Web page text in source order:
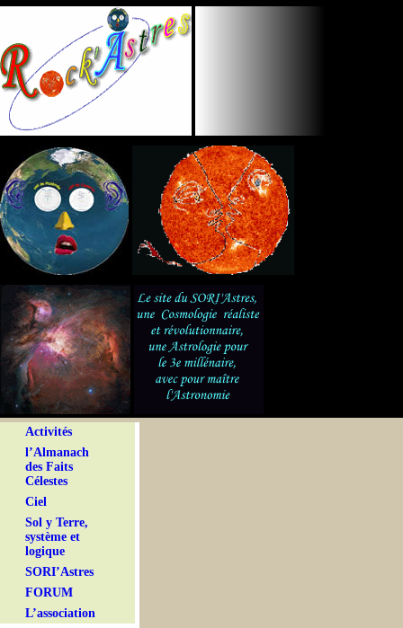
Activités
l’Almanach
des Faits
Célestes
Ciel
Sol y Terre,
système et
logique
SORI’Astres
FORUM
L’association
Panneau de gestion des cookies